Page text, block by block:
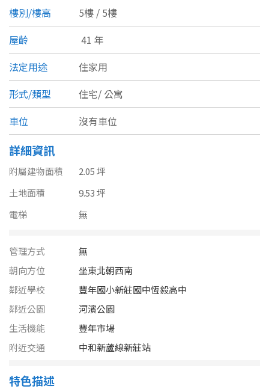
桃園市
新竹市
新竹縣
苗栗縣
台中市
雲林縣
台南市
高雄市
澎湖縣
類型(可複選)
公寓
別墅 透天厝
農舍 辦公
坪數
不拘
40~50 坪
60~70 坪 70~80 坪
~
樓別/樓高
5樓 / 5樓
屋齡
41 年
法定用途
住家用
形式/類型
住宅/ 公寓
車位
沒有車位
詳細資訊
附屬建物面積
2.05 坪
土地面積
9.53 坪
電梯
無
管理方式
無
朝向方位
坐東北朝西南
鄰近學校
豐年國小新莊國中恆毅高中
鄰近公園
河濱公園
生活機能
豐年市場
附近交通
中和新蘆線新莊站
特色描述